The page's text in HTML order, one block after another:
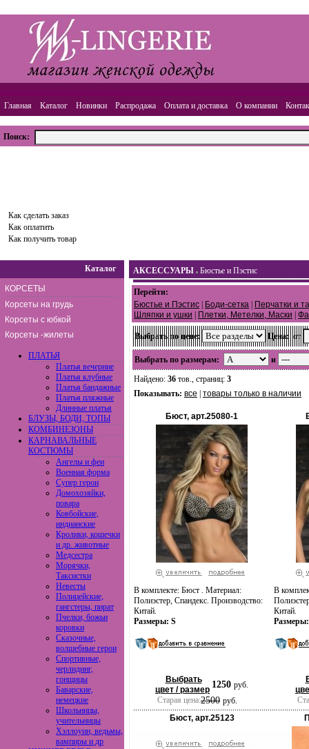
Главная Каталог Новинки Распродажа Оплата и доставка О компании
Поиск:
Как сделать заказ
Как оплатить
Как получить товар
Каталог
КОРСЕТЫ
Корсеты на грудь
Корсеты с юбкой
Корсеты -жилеты
ПЛАТЬЯ
Платья вечерние
Платья клубные
Платья бандажные
Платья пляжные
Длинные платья
БЛУЗЫ, БОДИ, ТОПЫ
КОМБИНЕЗОНЫ
КАРНАВАЛЬНЫЕ
КОСТЮМЫ
Ангелы и феи
Военная форма
Супер герои
Домохозяйки,
повара
Ковбойские,
индианские
Кролики, кошечки
и др. животные
Медсестра
Морячки,
Таксистки
Невесты
Полицейские,
гангстеры, пират
Пчелки, божьи
коровки
Сказочные,
волшебные герои
Спортивные,
черлидинг,
гонщицы
Баварские,
немецкие
Школьницы,
учительницы
Хэллоуин, ведьмы,
вампиры и др
АКСЕССУАРЫ Бюстье и Пэстис
Перейти:
Бюстье и Пэстис
Боди-сетка
Перчатки и
Шляпки и ушки
Плетки, Метелки, Маски
Выбрать по цене: Цена: от
Выбрать по размерам:
и
Найдено: 36 тов., страниц: 3
Показывать: все товары только в наличии
Бюст, арт.25080-1
В комплекте: Бюст . Материал:
Полиэстер, Спандекс. Производство:
Китай.
Размеры: S
Выбрать
цвет / размер 1250 руб.
Старая цена:2500 руб.
В
Китай.
Бюст, арт.25123